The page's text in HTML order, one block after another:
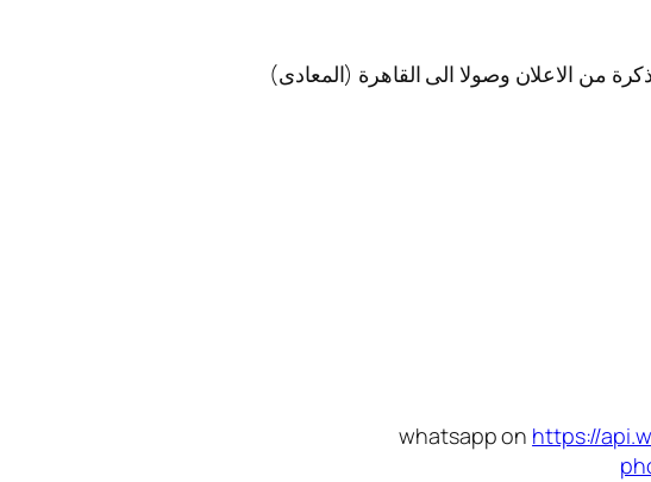
من الاعلان وصولا الى القاهرة (المعادى)
whatsapp on https://